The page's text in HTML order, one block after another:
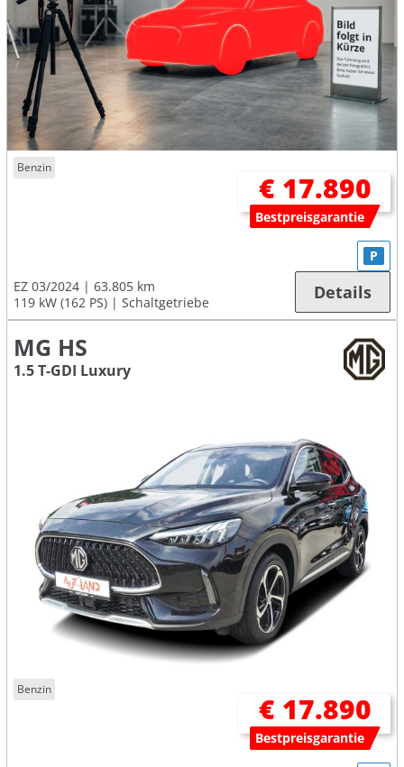
Benzin
€ 17.890
Bestpreisgarantie
EZ 03/2024
63.805 km
119 kW (162 PS)
Schaltgetriebe
P
Details
MG HS
1.5 T-GDI Luxury
Benzin
€ 17.890
Bestpreisgarantie